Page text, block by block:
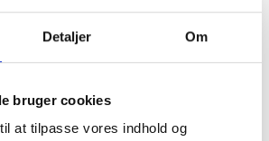
Detaljer Om
bruger cookies
at tilpasse vores indhold og
med AI-baseret billedgenerering.
svar på dine spørgsmål og det er
tale med os.